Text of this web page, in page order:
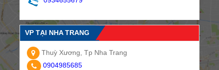
VP TẠI NHA TRANG
Thuỳ Xương, Tp Nha Trang
0904985685